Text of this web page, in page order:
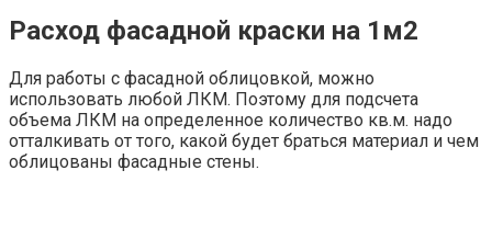
Расход фасадной краски на 1м2
Для работы с фасадной облицовкой, можно
использовать любой ЛКМ. Поэтому для подсчета
объема ЛКМ на определенное количество кв.м. надо
отталкивать от того, какой будет браться материал и чем
облицованы фасадные стены.